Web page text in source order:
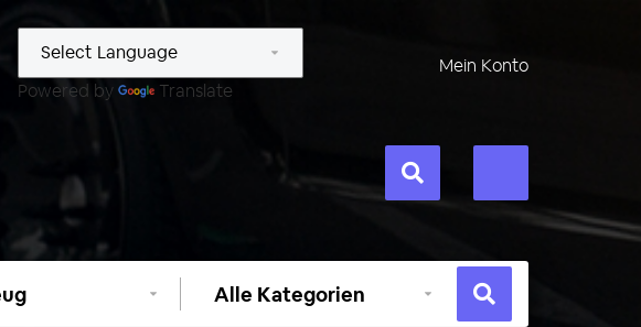
Powered by
Translate
Mein Konto
Kategorie
auswählen